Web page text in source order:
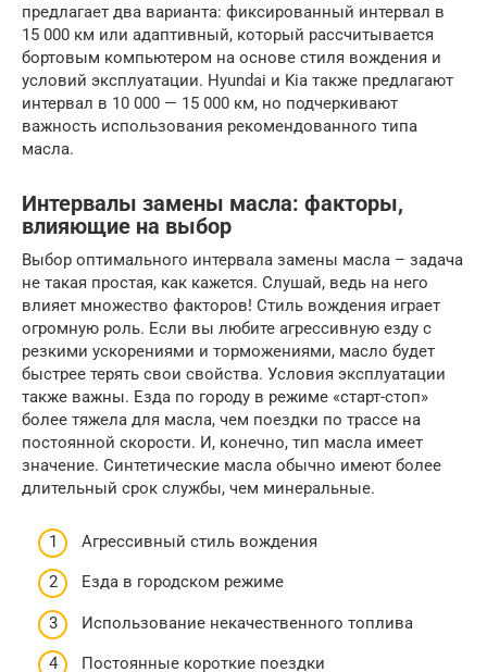
предлагает два варианта: фиксированный интервал в
15 000 км или адаптивный, который рассчитывается
бортовым компьютером на основе стиля вождения и
условий эксплуатации. Hyundai и Kia также предлагают
интервал в 10 000 — 15 000 км, но подчеркивают
важность использования рекомендованного типа
масла.
Интервалы замены масла: факторы,
влияющие на выбор
Выбор оптимального интервала замены масла – задача
не такая простая, как кажется. Слушай, ведь на него
влияет множество факторов! Стиль вождения играет
огромную роль. Если вы любите агрессивную езду с
резкими ускорениями и торможениями, масло будет
быстрее терять свои свойства. Условия эксплуатации
также важны. Езда по городу в режиме «старт-стоп»
более тяжела для масла, чем поездки по трассе на
постоянной скорости. И, конечно, тип масла имеет
значение. Синтетические масла обычно имеют более
длительный срок службы, чем минеральные.
Агрессивный стиль вождения
Езда в городском режиме
Использование некачественного топлива
Постоянные короткие поездки